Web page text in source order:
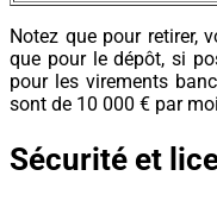
Notez que pour retirer,
que pour le dépôt, si
pour les virements
sont de 10 000 € par
Sécurité et